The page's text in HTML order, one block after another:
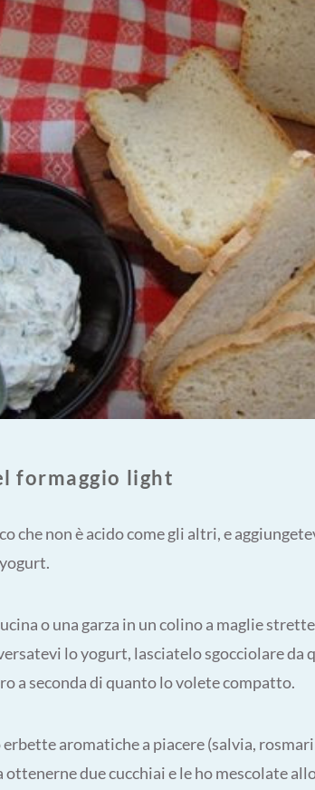
formaggio light
che non è acido come gli altri, e
o una garza in un colino a maglie
lo yogurt, lasciatelo sgocciolare da
a seconda di quanto lo volete compatto.
aromatiche a piacere (salvia,
ottenerne due cucchiai e le ho mescolate